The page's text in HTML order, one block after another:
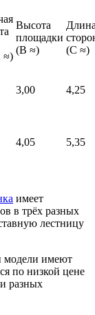
≈)
Высота
площадки
(B ≈)
(C ≈)
3,00 4,25
4,05 5,35
имеет
в трёх разных
лестницу
модели имеют
по низкой цене
разных